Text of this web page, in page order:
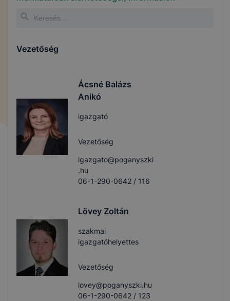
Vezetőség
Ácsné Balázs
Anikó
igazgató
Vezetőség
igazgato@poganyszki
.hu
06-1-290-0642 / 116
Lövey Zoltán
szakmai
igazgatóhelyettes
Vezetőség
lovey@poganyszki.hu
06-1-290-0642 / 123